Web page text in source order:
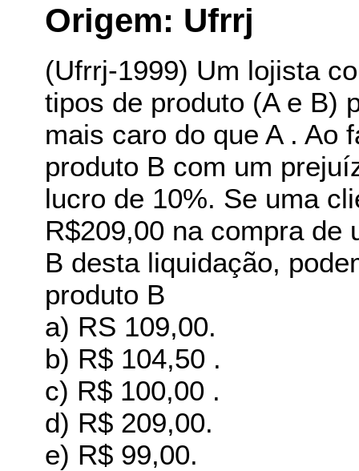
Origem: Ufrrj
(Ufrrj-1999) Um lojista
tipos de produto (A e B)
mais caro do que A . Ao
produto B com um
lucro de 10%. Se uma
R$209,00 na compra de
B desta liquidação,
produto B
a) RS 109,00.
b) R$ 104,50 .
c) R$ 100,00 .
d) R$ 209,00.
e) R$ 99,00.